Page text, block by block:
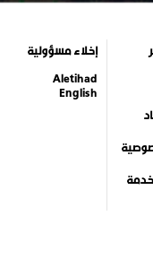
إخلاء مسؤولية
Aletihad
English